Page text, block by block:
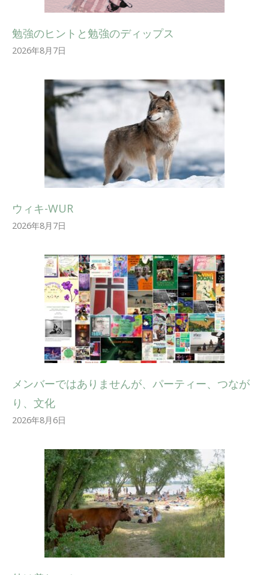
勉強のヒントと勉強のディップス
2026年8月7日
ウィキ-WUR
2026年8月7日
メンバーではありませんが、パーティー、つなが
り、文化
2026年8月6日